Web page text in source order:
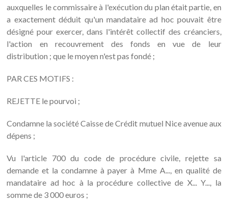
auxquelles le commissaire à l'exécution du plan était partie, en
a exactement déduit qu'un mandataire ad hoc pouvait être
désigné pour exercer, dans l'intérêt collectif des créanciers,
l'action en recouvrement des fonds en vue de leur
distribution ; que le moyen n'est pas fondé ;
PAR CES MOTIFS :
REJETTE le pourvoi ;
Condamne la société Caisse de Crédit mutuel Nice avenue aux
dépens ;
Vu l'article 700 du code de procédure civile, rejette sa
demande et la condamne à payer à Mme A..., en qualité de
mandataire ad hoc à la procédure collective de X... Y..., la
somme de 3 000 euros ;